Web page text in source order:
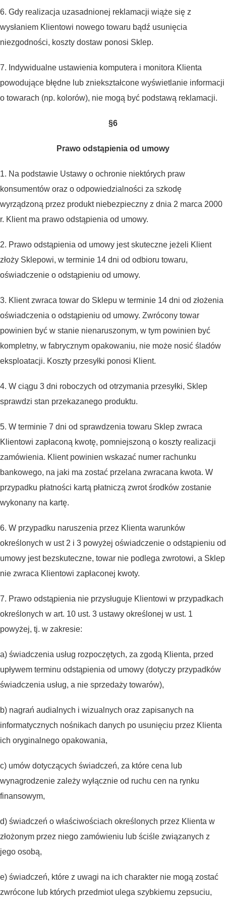
6. Gdy realizacja uzasadnionej reklamacji wiąże się z
wysłaniem Klientowi nowego towaru bądź usunięcia
niezgodności, koszty dostaw ponosi Sklep.
7. Indywidualne ustawienia komputera i monitora Klienta
powodujące błędne lub zniekształcone wyświetlanie informacji
o towarach (np. kolorów), nie mogą być podstawą reklamacji.
§6
Prawo odstąpienia od umowy
1. Na podstawie Ustawy o ochronie niektórych praw
konsumentów oraz o odpowiedzialności za szkodę
wyrządzoną przez produkt niebezpieczny z dnia 2 marca 2000
r. Klient ma prawo odstąpienia od umowy.
2. Prawo odstąpienia od umowy jest skuteczne jeżeli Klient
złoży Sklepowi, w terminie 14 dni od odbioru towaru,
oświadczenie o odstąpieniu od umowy.
3. Klient zwraca towar do Sklepu w terminie 14 dni od złożenia
oświadczenia o odstąpieniu od umowy. Zwrócony towar
powinien być w stanie nienaruszonym, w tym powinien być
kompletny, w fabrycznym opakowaniu, nie może nosić śladów
eksploatacji. Koszty przesyłki ponosi Klient.
4. W ciągu 3 dni roboczych od otrzymania przesyłki, Sklep
sprawdzi stan przekazanego produktu.
5. W terminie 7 dni od sprawdzenia towaru Sklep zwraca
Klientowi zapłaconą kwotę, pomniejszoną o koszty realizacji
zamówienia. Klient powinien wskazać numer rachunku
bankowego, na jaki ma zostać przelana zwracana kwota. W
przypadku płatności kartą płatniczą zwrot środków zostanie
wykonany na kartę.
6. W przypadku naruszenia przez Klienta warunków
określonych w ust 2 i 3 powyżej oświadczenie o odstąpieniu od
umowy jest bezskuteczne, towar nie podlega zwrotowi, a Sklep
nie zwraca Klientowi zapłaconej kwoty.
7. Prawo odstąpienia nie przysługuje Klientowi w przypadkach
określonych w art. 10 ust. 3 ustawy określonej w ust. 1
powyżej, tj. w zakresie:
a) świadczenia usług rozpoczętych, za zgodą Klienta, przed
upływem terminu odstąpienia od umowy (dotyczy przypadków
świadczenia usług, a nie sprzedaży towarów),
b) nagrań audialnych i wizualnych oraz zapisanych na
informatycznych nośnikach danych po usunięciu przez Klienta
ich oryginalnego opakowania,
c) umów dotyczących świadczeń, za które cena lub
wynagrodzenie zależy wyłącznie od ruchu cen na rynku
finansowym,
d) świadczeń o właściwościach określonych przez Klienta w
złożonym przez niego zamówieniu lub ściśle związanych z
jego osobą,
e) świadczeń, które z uwagi na ich charakter nie mogą zostać
zwrócone lub których przedmiot ulega szybkiemu zepsuciu,